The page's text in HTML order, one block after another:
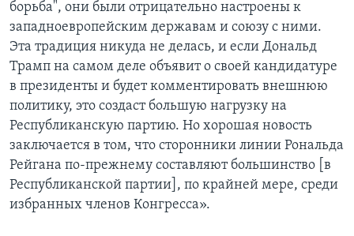
борьба", они были отрицательно настроены к
западноевропейским державам и союзу с ними.
Эта традиция никуда не делась, и если Дональд
Трамп на самом деле объявит о своей кандидатуре
в президенты и будет комментировать внешнюю
политику, это создаст большую нагрузку на
Республиканскую партию. Но хорошая новость
заключается в том, что сторонники линии Рональда
Рейгана по-прежнему составляют большинство [в
Республиканской партии], по крайней мере, среди
избранных членов Конгресса».